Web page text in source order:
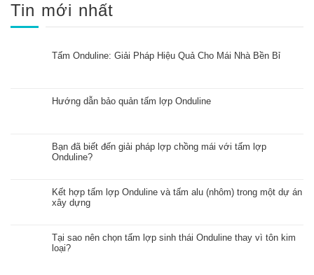
Tin mới nhất
Tấm Onduline: Giải Pháp Hiệu Quả Cho Mái Nhà Bền Bỉ
Hướng dẫn bảo quản tấm lợp Onduline
Bạn đã biết đến giải pháp lợp chồng mái với tấm lợp
Onduline?
Kết hợp tấm lợp Onduline và tấm alu (nhôm) trong một dự án
xây dựng
Tại sao nên chọn tấm lợp sinh thái Onduline thay vì tôn kim
loại?